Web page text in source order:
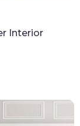
Interior